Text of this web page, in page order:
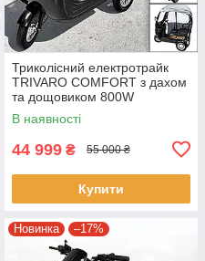
Триколісний електротрайк
TRIVARO COMFORT з дахом
та дощовиком 800W
В наявності
44 999 ₴ 55 000 ₴
Купити
Новинка –17%